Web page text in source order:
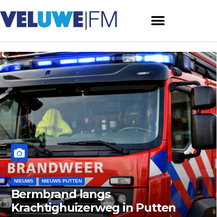
NIEUWS NIEUWS ERMELO
Ermelo: bijeenkomst voor
ouderen met